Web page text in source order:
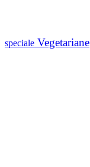
speciale Vegetariane